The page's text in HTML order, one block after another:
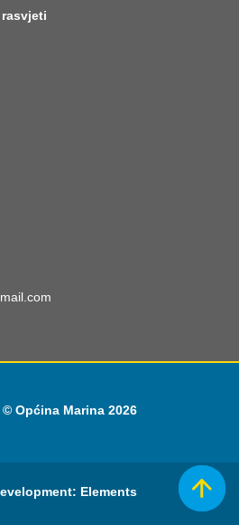
Općina Marina 2026
Elements